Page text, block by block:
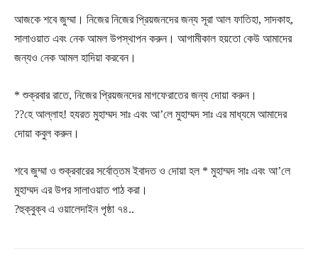
আজকে শবে জুম্মা। নিজের নিজের প্রিয়জনদের জন্য সূরা আল ফাতিহা, সাদকাহ,
সালাওয়াত এবং নেক আমল উপস্থাপন করুন। আগামীকাল হয়তো কেউ আমাদের
জন্যও নেক আমল হাদিয়া করবেন।
* শুক্রবার রাতে, নিজের প্রিয়জনদের মাগফেরাতের জন্য দোয়া করুন।
??হে আল্লাহ! হযরত মুহাম্মদ সাঃ এবং আ’লে মুহাম্মদ সাঃ এর মাধ্যমে আমাদের
দোয়া কবুল করুন।
শবে জুম্মা ও শুক্রবারের সর্বোত্তম ইবাদত ও দোয়া হল * মুহাম্মদ সাঃ এবং আ’লে
মুহাম্মদ এর উপর সালাওয়াত পাঠ করা।
?হুক্বুক্ব এ ওয়ালেদাইন পৃষ্ঠা ৭৪..